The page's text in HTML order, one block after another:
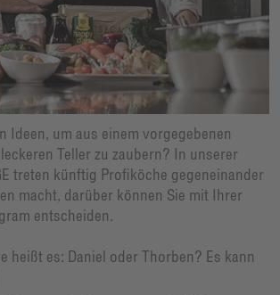
Ideen, um aus einem vorgegebenen
Teller zu zaubern? In unserer
treten künftig Profiköche gegeneinander
macht, darüber können Sie mit Ihrer
entscheiden.
heißt es: Daniel oder Thorben? Es kann